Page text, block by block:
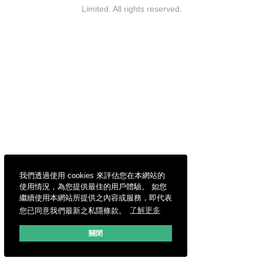
我們透過使用 cookies 來評估您在本網站的
使用情況，為您提供最佳的用戶體驗。 如您
繼續使用本網站所提供之內容或服務，即代表
您已同意我們最新之私隱條款。
了解更多
關閉
Limited. All rights reserved.